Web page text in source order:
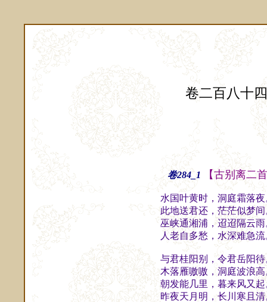
卷二百八十四
卷284_1 【古别离二
水国叶黄时，洞庭霜落
此地送君还，茫茫似梦
巫峡通湘浦，迢迢隔云
人老自多愁，水深难急
与君桂阳别，令君岳阳
木落雁嗷嗷，洞庭波浪
朝发能几里，暮来风又
昨夜天月明，长川寒且